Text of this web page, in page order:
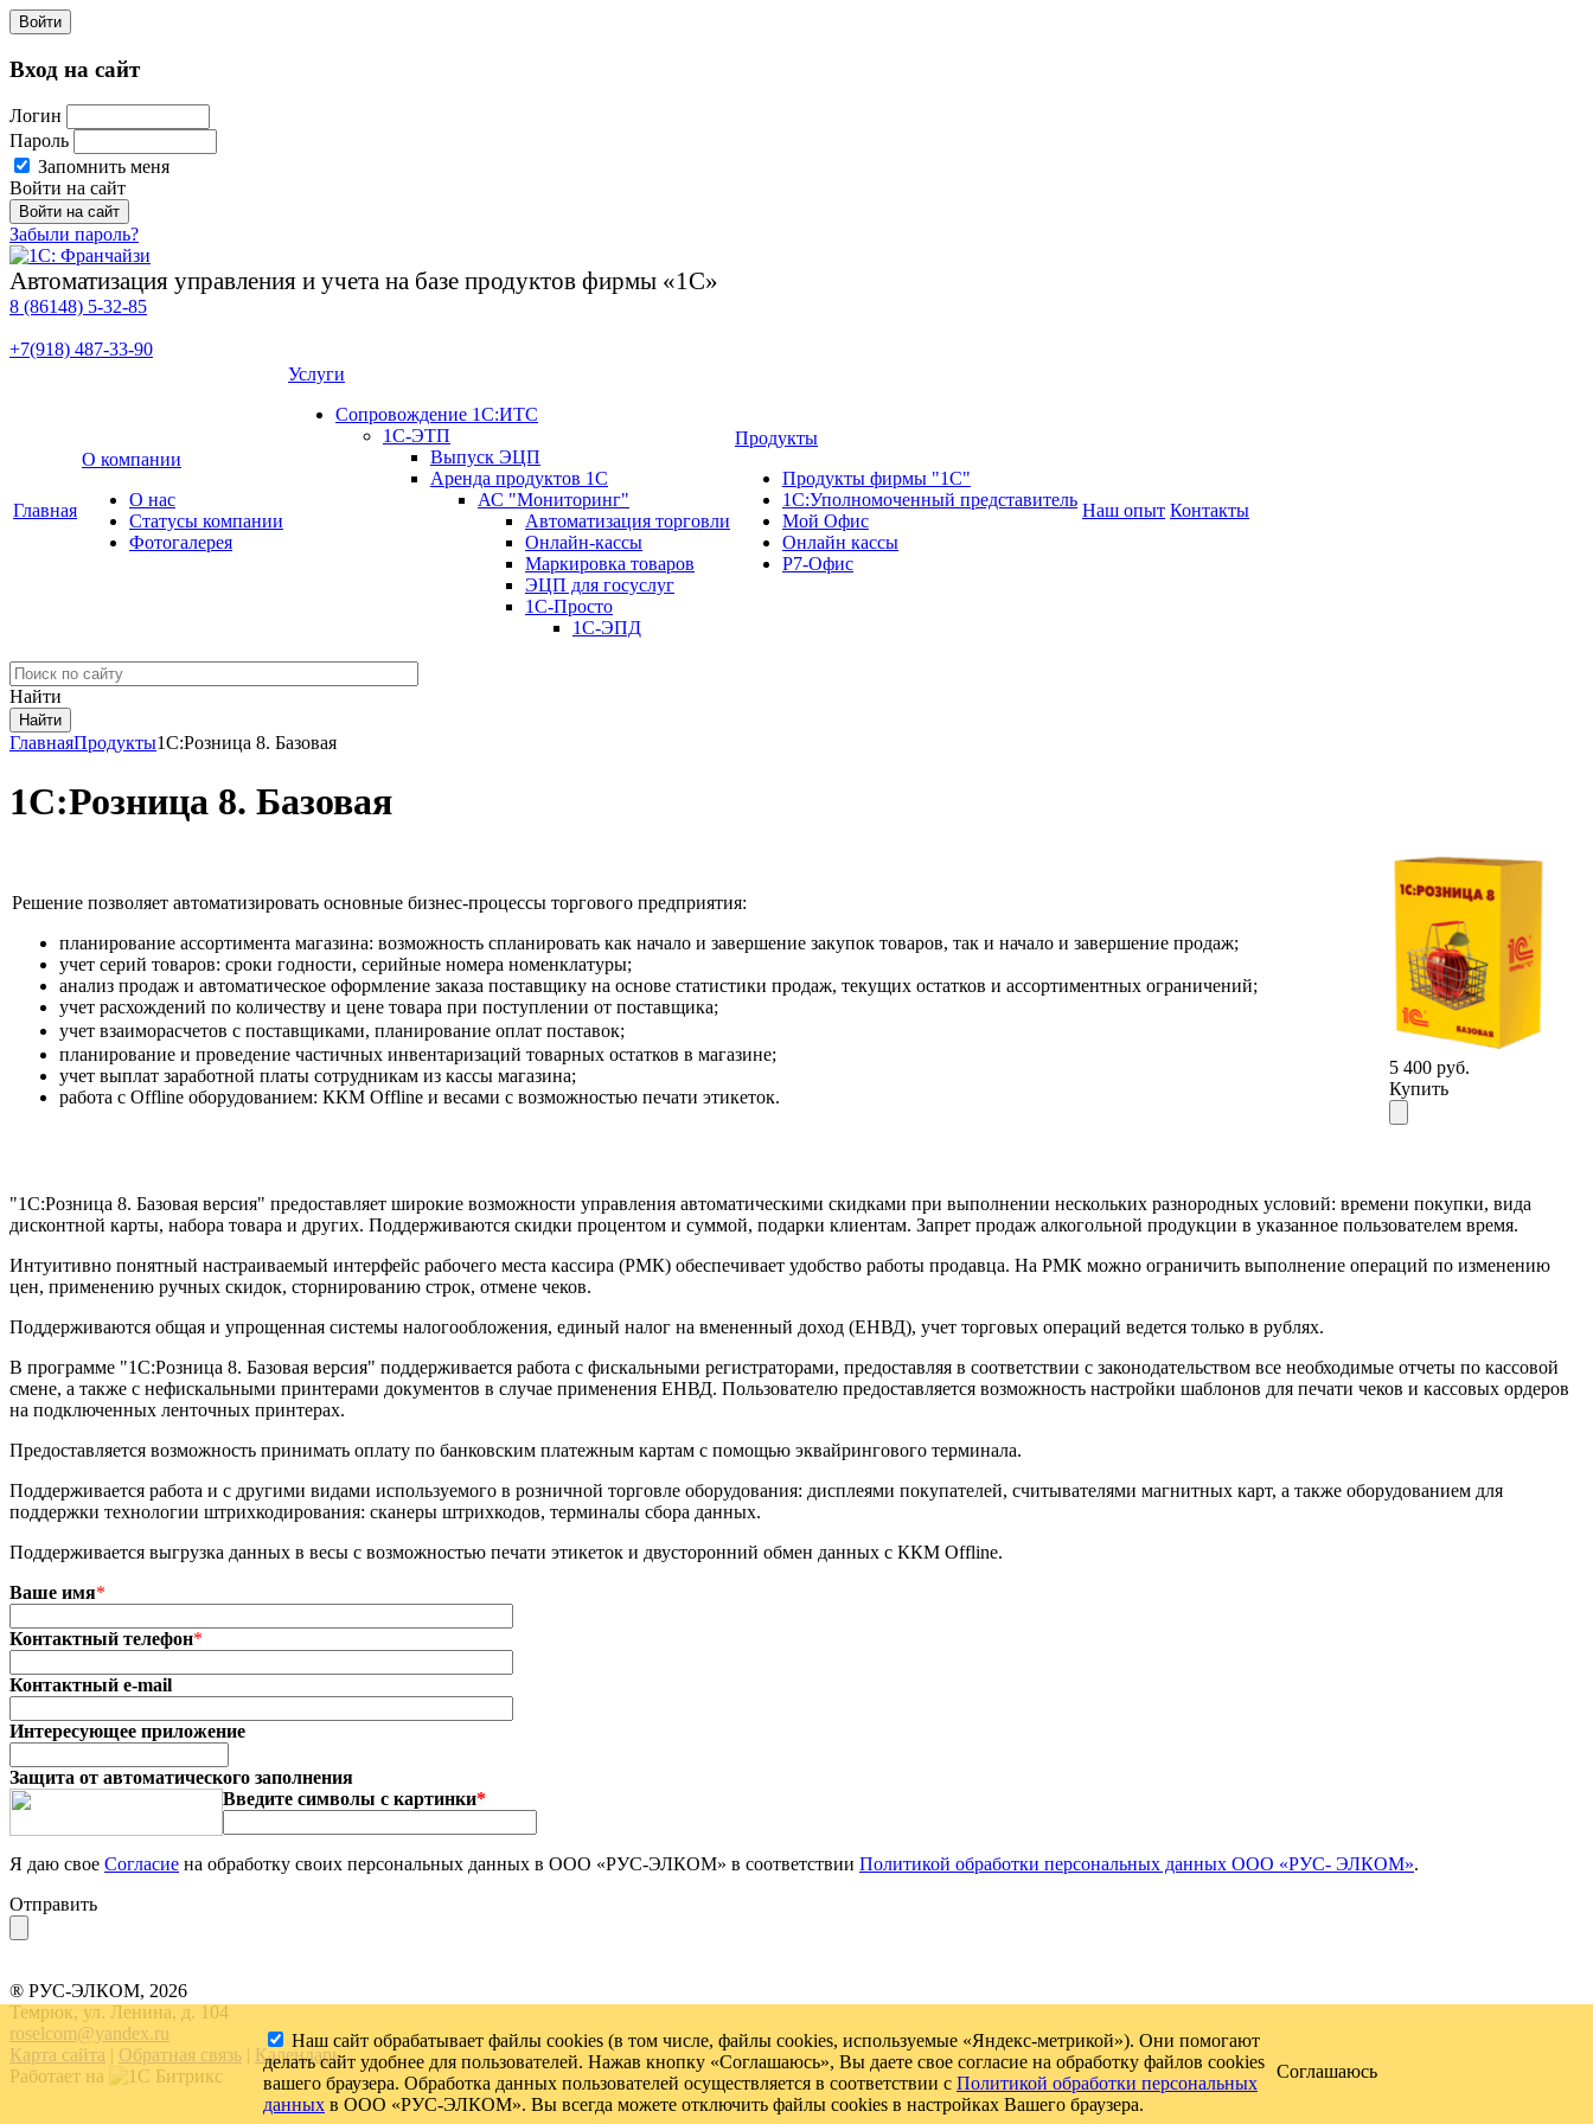
Войти
Вход на сайт
Логин
Пароль
Запомнить меня
Войти на сайт
Забыли пароль?
Автоматизация управления и учета на базе продуктов фирмы «1С»
8 (86148) 5-32-85
+7(918) 487-33-90
Главная
О компании
О нас
Cтатусы компании
Фотогалерея
Услуги
Сопровождение 1С:ИТС
1С-ЭТП
Выпуск ЭЦП
Аренда продуктов 1С
АС "Мониторинг"
Автоматизация торговли
Онлайн-кассы
Маркировка товаров
ЭЦП для госуслуг
1С-Просто
1С-ЭПД
Продукты
Продукты фирмы "1С"
1С:Уполномоченный представитель
Мой Офис
Онлайн кассы
Р7-Офис
Наш опыт Контакты
Найти
ГлавнаяПродукты1С:Розница 8. Базовая
1С:Розница 8. Базовая
Решение позволяет автоматизировать основные бизнес-процессы торгового предприятия:
планирование ассортимента магазина: возможность спланировать как начало и завершение закупок товаров, так и начало и завершение продаж;
учет серий товаров: сроки годности, серийные номера номенклатуры;
анализ продаж и автоматическое оформление заказа поставщику на основе статистики продаж, текущих остатков и ассортиментных ограничений;
учет расхождений по количеству и цене товара при поступлении от поставщика;
учет взаиморасчетов с поставщиками, планирование оплат поставок;
планирование и проведение частичных инвентаризаций товарных остатков в магазине;
учет выплат заработной платы сотрудникам из кассы магазина;
работа с Offline оборудованием: ККМ Offline и весами с возможностью печати этикеток.
5 400 руб.
Купить
"1С:Розница 8. Базовая версия" предоставляет широкие возможности управления автоматическими скидками при выполнении нескольких разнородных условий: времени покупки, вида
дисконтной карты, набора товара и других. Поддерживаются скидки процентом и суммой, подарки клиентам. Запрет продаж алкогольной продукции в указанное пользователем время.
Интуитивно понятный настраиваемый интерфейс рабочего места кассира (РМК) обеспечивает удобство работы продавца. На РМК можно ограничить выполнение операций по изменению
цен, применению ручных скидок, сторнированию строк, отмене чеков.
Поддерживаются общая и упрощенная системы налогообложения, единый налог на вмененный доход (ЕНВД), учет торговых операций ведется только в рублях.
В программе "1С:Розница 8. Базовая версия" поддерживается работа с фискальными регистраторами, предоставляя в соответствии с законодательством все необходимые отчеты по кассовой
смене, а также с нефискальными принтерами документов в случае применения ЕНВД. Пользователю предоставляется возможность настройки шаблонов для печати чеков и кассовых ордеров
на подключенных ленточных принтерах.
Предоставляется возможность принимать оплату по банковским платежным картам с помощью эквайрингового терминала.
Поддерживается работа и с другими видами используемого в розничной торговле оборудования: дисплеями покупателей, считывателями магнитных карт, а также оборудованием для
поддержки технологии штрихкодирования: сканеры штрихкодов, терминалы сбора данных.
Поддерживается выгрузка данных в весы с возможностью печати этикеток и двусторонний обмен данных с ККМ Offline.
Ваше имя*
Контактный телефон*
Контактный e-mail
Интересующее приложение
Защита от автоматического заполнения
Введите символы с картинки*
Я даю свое Согласие на обработку своих персональных данных в ООО «РУС-ЭЛКОМ» в соответствии Политикой обработки персональных данных ООО «РУС- ЭЛКОМ».
Отправить
® РУС-ЭЛКОМ, 2026
Темрюк, ул. Ленина, д. 104
roselcom@yandex.ru
Карта сайта | Обратная связь | Календарь
Работает на
Наш сайт обрабатывает файлы cookies (в том числе, файлы cookies, используемые «Яндекс-метрикой»). Они помогают
делать сайт удобнее для пользователей. Нажав кнопку «Соглашаюсь», Вы даете свое согласие на обработку файлов cookies
вашего браузера. Обработка данных пользователей осуществляется в соответствии с Политикой обработки персональных
данных в ООО «РУС-ЭЛКОМ». Вы всегда можете отключить файлы cookies в настройках Вашего браузера.
Соглашаюсь